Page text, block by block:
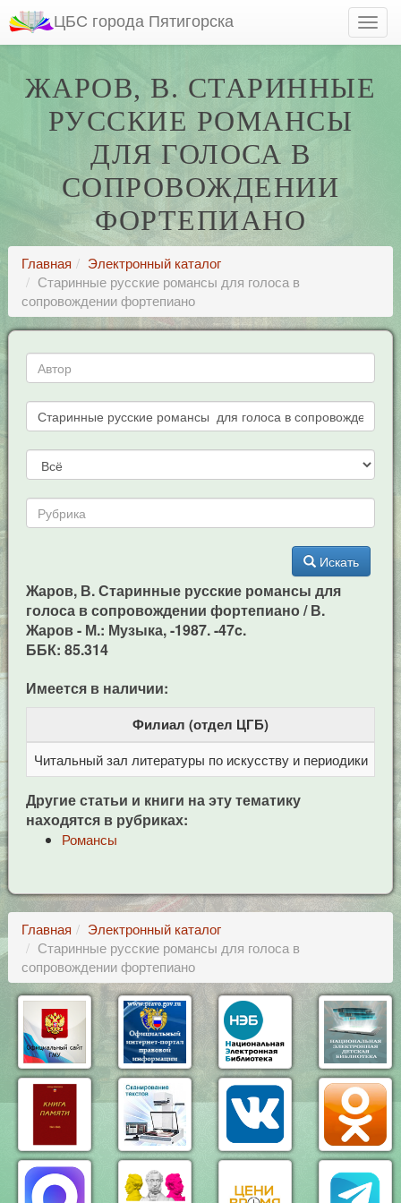
ЦБС города Пятигорска
ЖАРОВ, В. СТАРИННЫЕ
РУССКИЕ РОМАНСЫ
ДЛЯ ГОЛОСА В
СОПРОВОЖДЕНИИ
ФОРТЕПИАНО
Главная
Электронный каталог
Старинные русские романсы для голоса в
сопровождении фортепиано
Искать
Жаров, В. Старинные русские романсы для
голоса в сопровождении фортепиано / В.
Жаров - М.: Музыка, -1987. -47c.
ББК: 85.314
Имеется в наличии:
Филиал (отдел ЦГБ)
Читальный зал литературы по искусству и периодики
Другие статьи и книги на эту тематику
находятся в рубриках:
Романсы
Главная
Электронный каталог
Старинные русские романсы для голоса в
сопровождении фортепиано